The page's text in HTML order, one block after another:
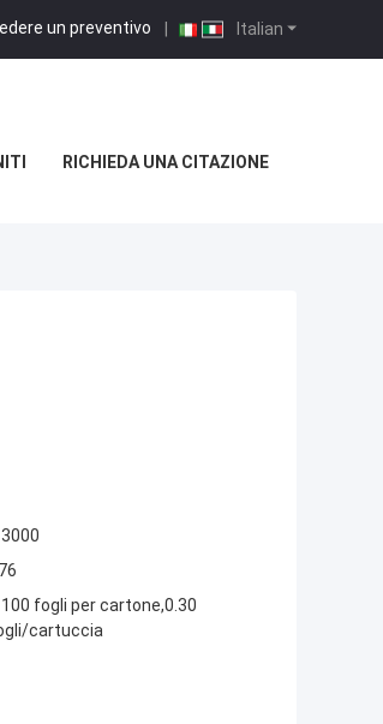
Italian
un preventivo |
RICHIEDA UNA CITAZIONE
fogli per cartone,0.30
cartuccia